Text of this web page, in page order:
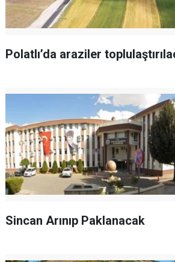
Polatlı’da araziler
Sincan Arınıp Paklanacak